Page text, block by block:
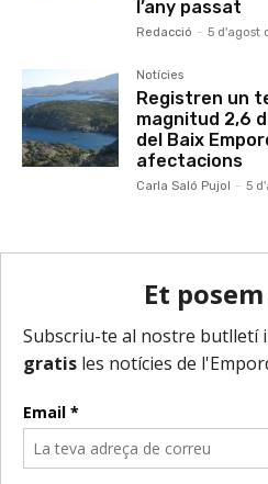
l’any passat
Redacció - 5 d'agost
Notícies
Registren un
magnitud 2,6
del Baix
afectacions
Carla Saló Pujol - 5